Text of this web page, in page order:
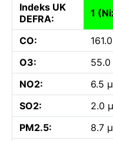
Indeks UK
DEFRA:
1
CO:
O3:
55.0
NO2:
6.5
SO2:
2.0
PM2.5:
8.7